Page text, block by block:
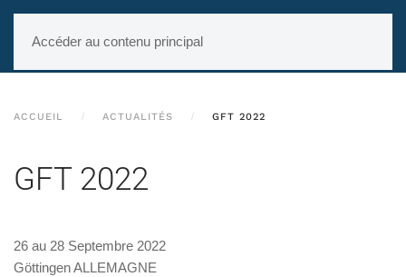
Accéder au contenu principal
ACCUEIL ACTUALITÉS GFT 2022
GFT 2022
26 au 28 Septembre 2022
Göttingen ALLEMAGNE